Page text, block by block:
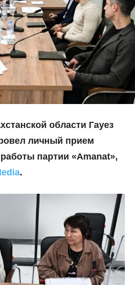
области Гауез
личный прием
партии «Amanat»,
.